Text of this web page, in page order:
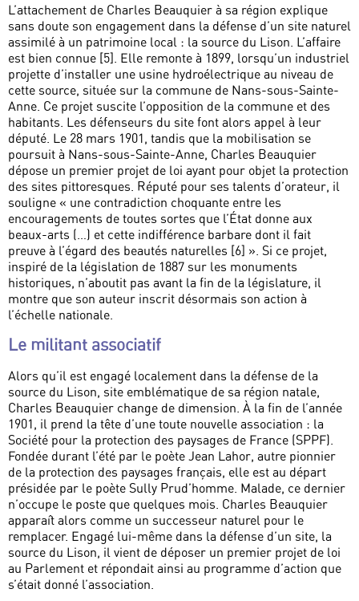
L’attachement de Charles Beauquier à sa région explique
sans doute son engagement dans la défense d’un site naturel
assimilé à un patrimoine local : la source du Lison. L’affaire
est bien connue [5]. Elle remonte à 1899, lorsqu’un industriel
projette d’installer une usine hydroélectrique au niveau de
cette source, située sur la commune de Nans-sous-Sainte-
Anne. Ce projet suscite l’opposition de la commune et des
habitants. Les défenseurs du site font alors appel à leur
député. Le 28 mars 1901, tandis que la mobilisation se
poursuit à Nans-sous-Sainte-Anne, Charles Beauquier
dépose un premier projet de loi ayant pour objet la protection
des sites pittoresques. Réputé pour ses talents d’orateur, il
souligne « une contradiction choquante entre les
encouragements de toutes sortes que l’État donne aux
beaux-arts (…) et cette indifférence barbare dont il fait
preuve à l’égard des beautés naturelles [6] ». Si ce projet,
inspiré de la législation de 1887 sur les monuments
historiques, n’aboutit pas avant la fin de la législature, il
montre que son auteur inscrit désormais son action à
l’échelle nationale.
Le militant associatif
Alors qu’il est engagé localement dans la défense de la
source du Lison, site emblématique de sa région natale,
Charles Beauquier change de dimension. À la fin de l’année
1901, il prend la tête d’une toute nouvelle association : la
Société pour la protection des paysages de France (SPPF).
Fondée durant l’été par le poète Jean Lahor, autre pionnier
de la protection des paysages français, elle est au départ
présidée par le poète Sully Prud’homme. Malade, ce dernier
n’occupe le poste que quelques mois. Charles Beauquier
apparaît alors comme un successeur naturel pour le
remplacer. Engagé lui-même dans la défense d’un site, la
source du Lison, il vient de déposer un premier projet de loi
au Parlement et répondait ainsi au programme d’action que
s’était donné l’association.